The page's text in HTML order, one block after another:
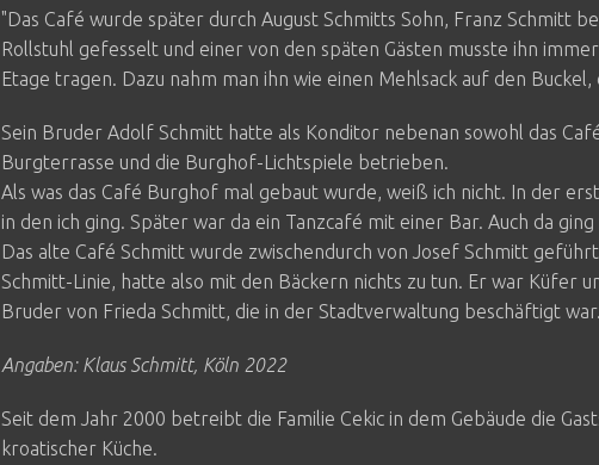
"Das Café wurde später durch August Schmitts Sohn, Franz Schmitt
Rollstuhl gefesselt und einer von den späten Gästen musste ihn
Etage tragen. Dazu nahm man ihn wie einen Mehlsack auf den Buckel,
Sein Bruder Adolf Schmitt hatte als Konditor nebenan sowohl das
Burgterrasse und die Burghof-Lichtspiele betrieben.
Als was das Café Burghof mal gebaut wurde, weiß ich nicht. In der
in den ich ging. Später war da ein Tanzcafé mit einer Bar. Auch da
Das alte Café Schmitt wurde zwischendurch von Josef Schmitt
Schmitt-Linie, hatte also mit den Bäckern nichts zu tun. Er war Küfer
Bruder von Frieda Schmitt, die in der Stadtverwaltung beschäftigt
Angaben: Klaus Schmitt, Köln 2022
Seit dem Jahr 2000 betreibt die Familie Cekic in dem Gebäude die
kroatischer Küche.